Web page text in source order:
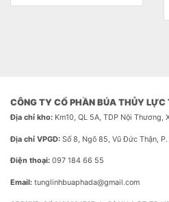
CÔNG TY CỔ PHẦN BÚA THỦY LỰC
Địa chỉ kho: Km10, QL 5A, TDP Nội Thương,
Địa chỉ VPGD: Số 8, Ngõ 85, Vũ Đức Thận,
Điện thoại: 097 184 66 55
Email: tunglinhbuaphada@gmail.com